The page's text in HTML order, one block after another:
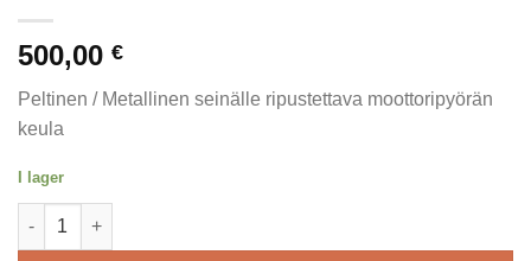
500,00 €
Peltinen / Metallinen seinälle ripustettava moottoripyörän
keula
I lager
Moottoripyörä keula mängd